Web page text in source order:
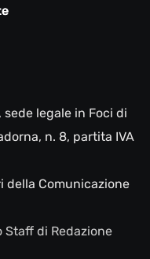
legale in Foci di
n. 8, partita IVA
della Comunicazione
Staff di Redazione